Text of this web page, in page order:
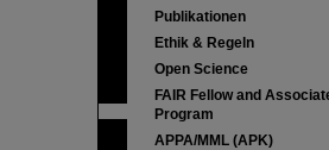
Publikationen
Ethik & Regeln
Open Science
FAIR Fellow and
Program
APPA/MML (APK)